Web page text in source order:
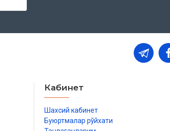
Кабинет
Шахсий кабинет
Буюртмалар рўйхати